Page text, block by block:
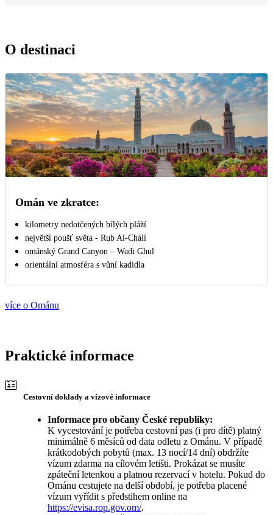
O destinaci
Omán ve zkratce:
kilometry nedotčených bílých pláží
největší poušť světa - Rub Al-Chálí
ománský Grand Canyon – Wadi Ghul
orientální atmosféra s vůní kadidla
více o Ománu
Praktické informace
Cestovní doklady a vízové informace
Informace pro občany České republiky:
K vycestování je potřeba cestovní pas (i pro dítě) platný
minimálně 6 měsíců od data odletu z Ománu. V případě
krátkodobých pobytů (max. 13 nocí/14 dní) obdržíte
vízum zdarma na cílovém letišti. Prokázat se musíte
zpáteční letenkou a platnou rezervací v hotelu. Pokud do
Ománu cestujete na delší období, je potřeba placené
vízum vyřídit s předstihem online na
https://evisa.rop.gov.om/.